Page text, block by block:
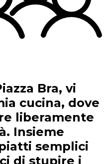
Bra, vi
cucina, dove
liberamente
Insieme
semplici
di stupire i